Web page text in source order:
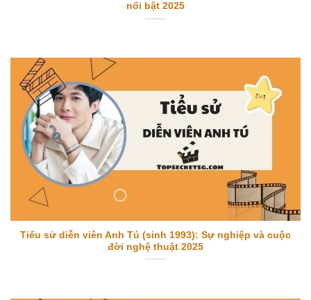
nổi bật 2025
Tiểu sử diễn viên Anh Tú (sinh 1993): Sự nghiệp và cuộc
đời nghệ thuật 2025